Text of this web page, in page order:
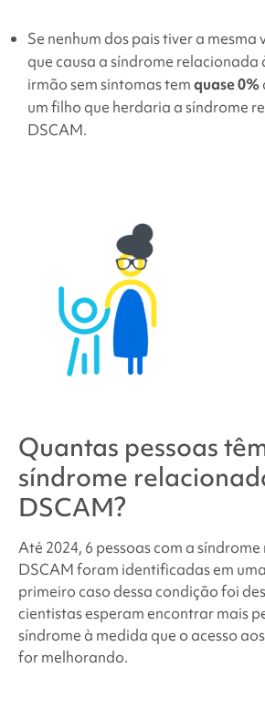
Se nenhum dos pais tiver a
que causa a síndrome relacionada
irmão sem sintomas temquase 0%
um filho que herdaria a síndrome
DSCAM.
Quantas pessoas
síndrome
DSCAM?
Até 2024, 6 pessoas com a
DSCAMforam identificadas em
primeiro caso dessa condição foi
cientistas esperam encontrar mais
síndrome à medida que o acesso
for melhorando.